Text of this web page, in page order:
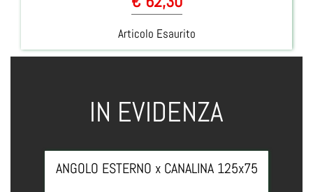
Articolo Esaurito
IN EVIDENZA
ANGOLO ESTERNO x CANALINA 125x75